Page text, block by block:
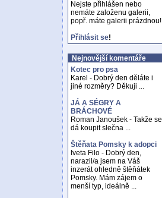
Nejste přihlášen nebo
nemáte založenu galerii,
popř. máte galerii prázdnou!
Přihlásit se!
Nejnovější komentáře
Kotec pro psa
Karel - Dobrý den děláte i
jiné rozměry? Děkuji ...
JÁ A SÉGRY A
BRÁCHOVÉ
Roman Janoušek - Takže se
dá koupit slečna ...
Štěňata Pomsky k adopci
Iveta Filo - Dobrý den,
narazil/a jsem na Váš
inzerát ohledně štěňátek
Pomsky. Mám zájem o
menší typ, ideálně ...